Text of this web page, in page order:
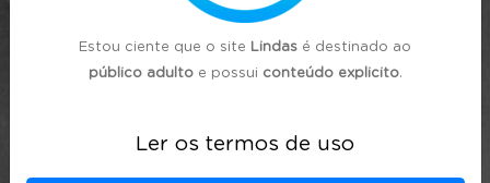
Estou ciente que o site Lindas é destinado ao
público adultoe possui conteúdo explicito.
Ler os termos de uso